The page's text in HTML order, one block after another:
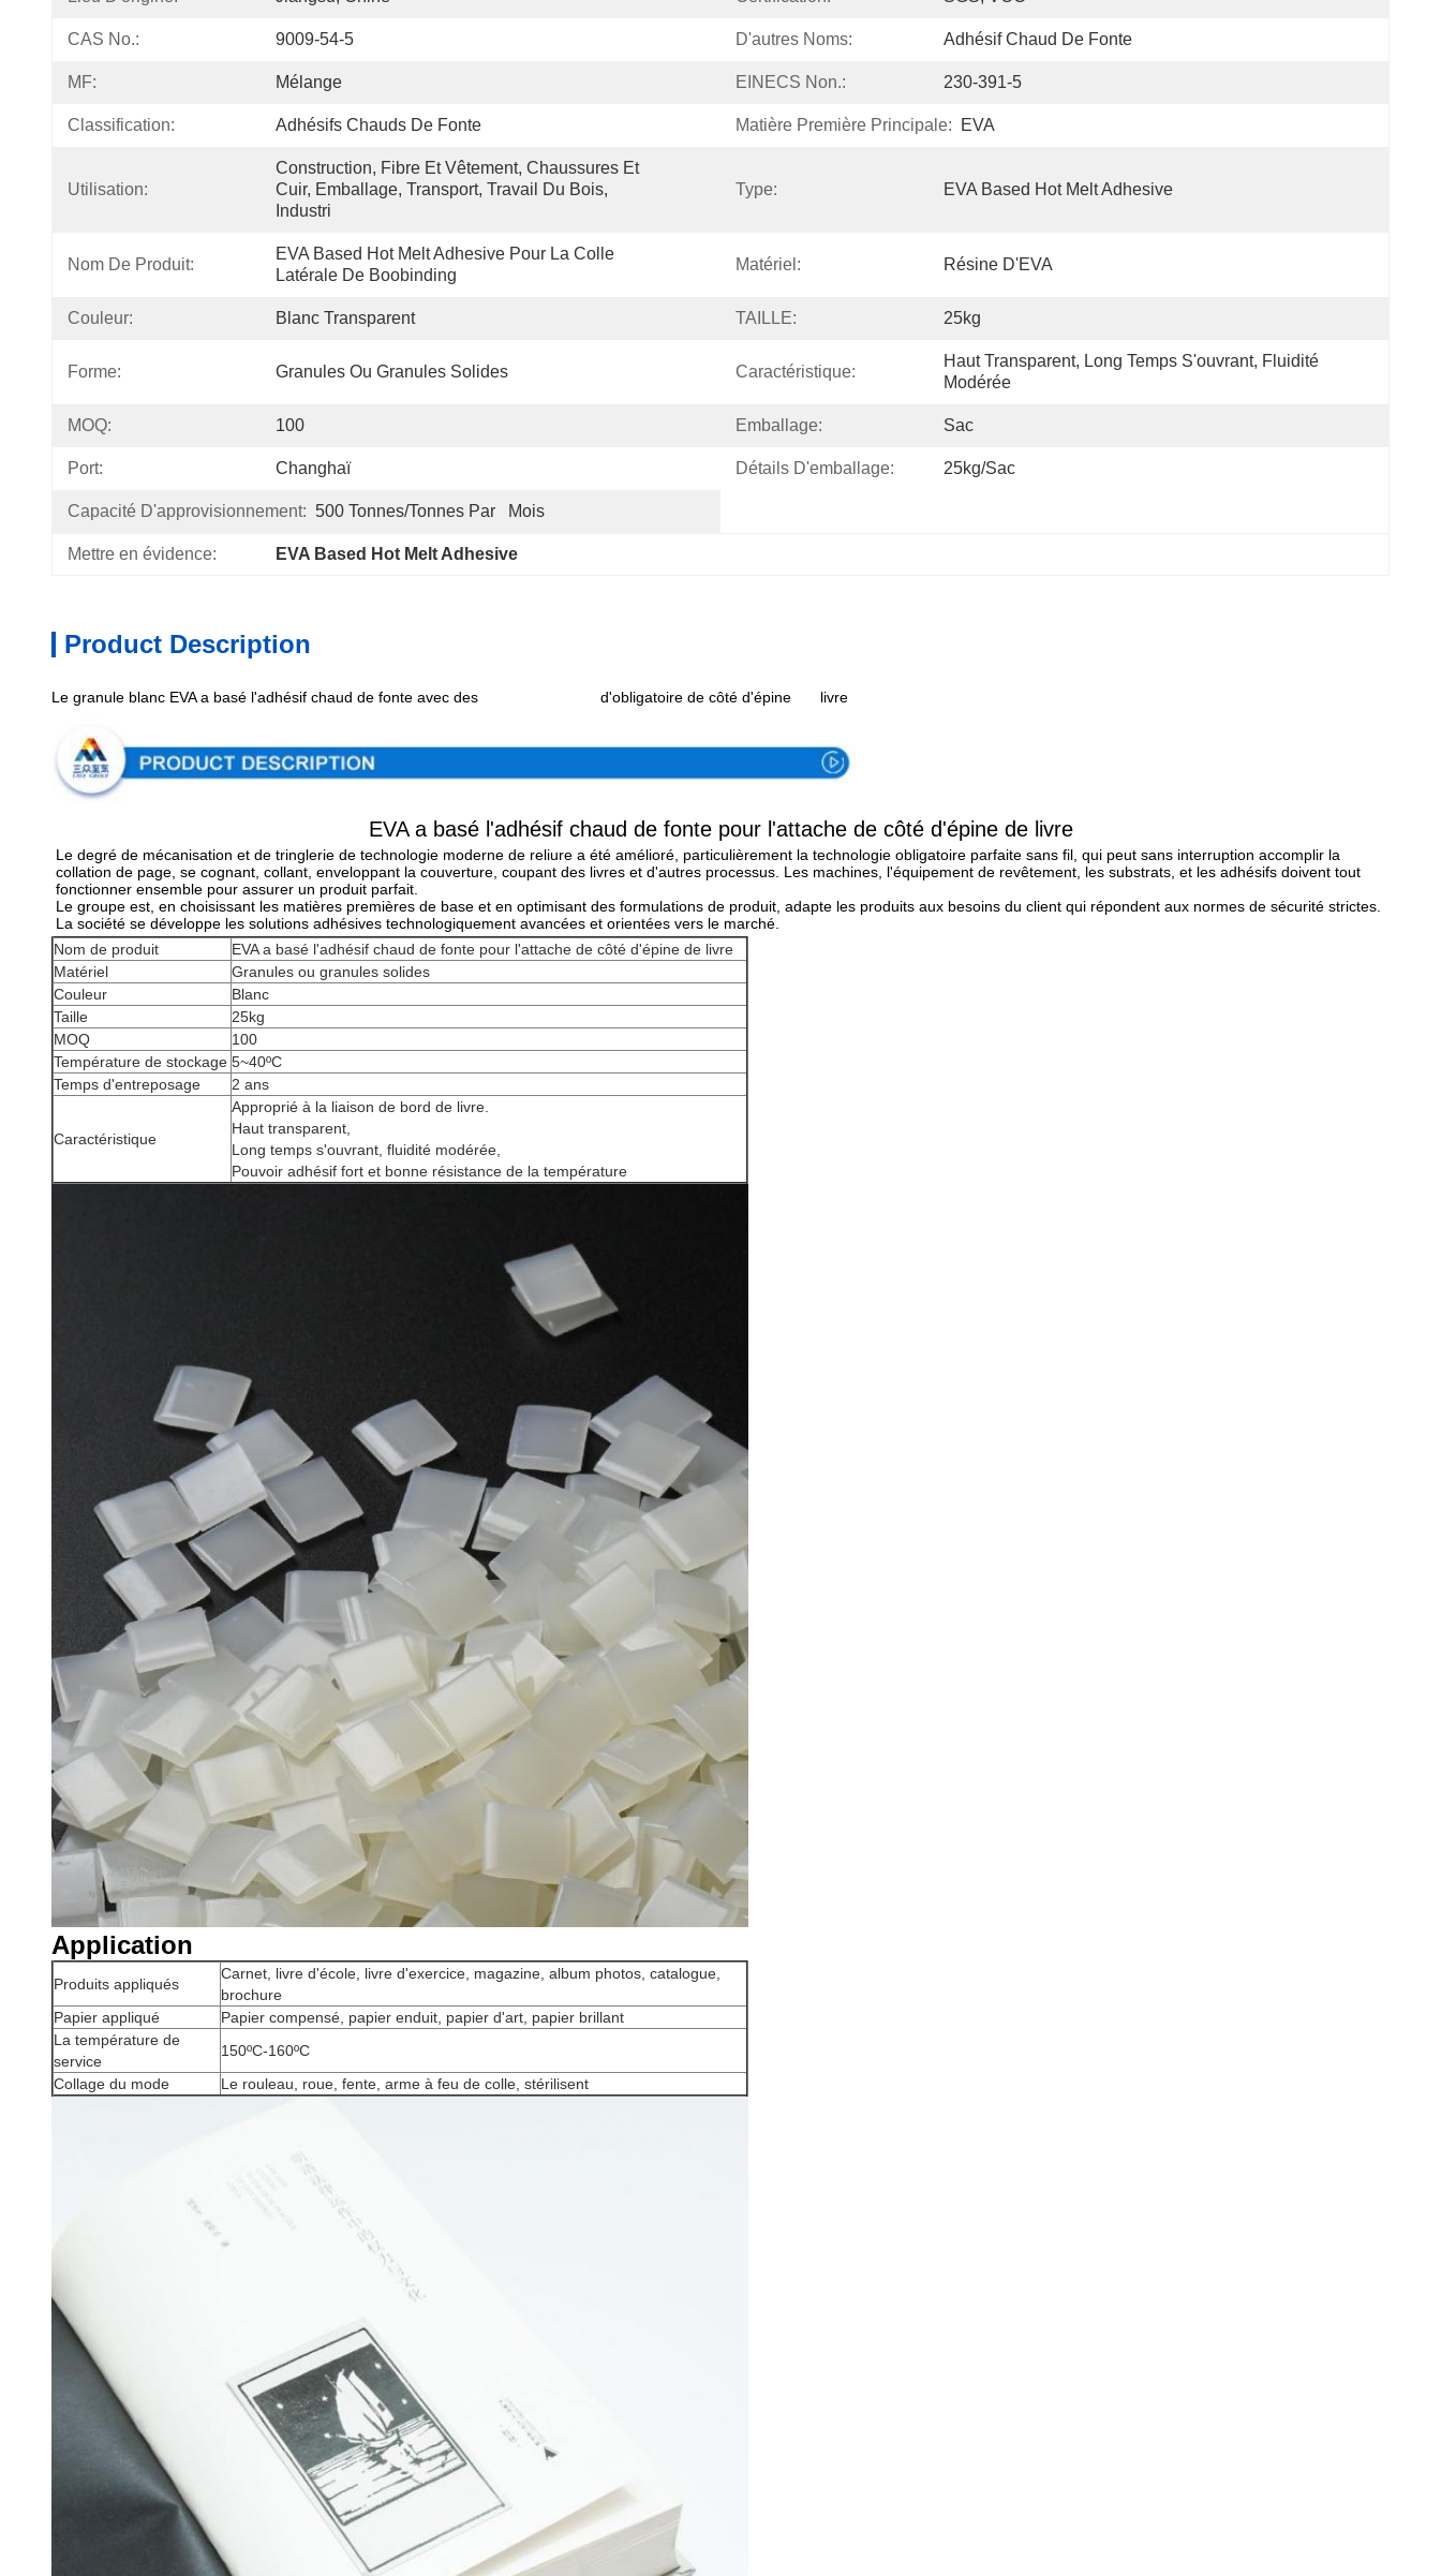
CAS No.: 9009-54-5 D'autres Noms: Adhésif Chaud De Fonte
MF: Mélange EINECS Non.: 230-391-5
Classification: Adhésifs Chauds De Fonte Matière Première Principale: EVA
Utilisation:
Construction, Fibre Et Vêtement, Chaussures Et
Cuir, Emballage, Transport, Travail Du Bois,
Industri
Type: EVA Based Hot Melt Adhesive
Nom De Produit:
EVA Based Hot Melt Adhesive Pour La Colle
Latérale De Boobinding
Matériel: Résine D'EVA
Couleur: Blanc Transparent TAILLE: 25kg
Forme: Granules Ou Granules Solides Caractéristique:
Haut Transparent, Long Temps S'ouvrant, Fluidité
Modérée
MOQ: 100 Emballage: Sac
Port: Changhaï Détails D'emballage: 25kg/sac
Capacité D'approvisionnement: 500 Tonnes/tonnes Par   Mois
Mettre en évidence: EVA Based Hot Melt Adhesive
Product Description
Le granule blanc EVA a basé l'adhésif chaud de fonte avec des d'obligatoire de côté d'épine livre
EVA a basé l'adhésif chaud de fonte pour l'attache de côté d'épine de livre
Le degré de mécanisation et de tringlerie de technologie moderne de reliure a été amélioré, particulièrement la technologie obligatoire parfaite sans fil, qui peut sans interruption accomplir la
collation de page, se cognant, collant, enveloppant la couverture, coupant des livres et d'autres processus. Les machines, l'équipement de revêtement, les substrats, et les adhésifs doivent tout
fonctionner ensemble pour assurer un produit parfait.
Le groupe est, en choisissant les matières premières de base et en optimisant des formulations de produit, adapte les produits aux besoins du client qui répondent aux normes de sécurité strictes.
La société se développe les solutions adhésives technologiquement avancées et orientées vers le marché.
Nom de produit
EVA a basé l'adhésif chaud de fonte pour l'attache de côté d'épine de livre
Matériel
Granules ou granules solides
Couleur
Blanc
Taille
25kg
MOQ
100
Température de stockage 5~40ºC
Temps d'entreposage
2 ans
Caractéristique
Approprié à la liaison de bord de livre.
Haut transparent,
Long temps s'ouvrant, fluidité modérée,
Pouvoir adhésif fort et bonne résistance de la température
Application
Produits appliqués
Carnet, livre d'école, livre d'exercice, magazine, album photos, catalogue,
brochure
Papier appliqué
Papier compensé, papier enduit, papier d'art, papier brillant
La température de
service
150ºC-160ºC
Collage du mode
Le rouleau, roue, fente, arme à feu de colle, stérilisent